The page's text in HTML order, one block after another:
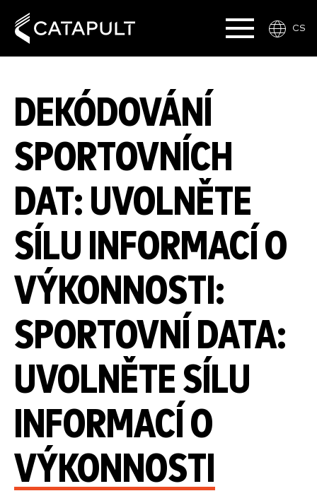
CS
DEKÓDOVÁNÍ
SPORTOVNÍCH
DAT: UVOLNĚTE
SÍLU INFORMACÍ O
VÝKONNOSTI:
SPORTOVNÍ DATA:
UVOLNĚTE SÍLU
INFORMACÍ O
VÝKONNOSTI